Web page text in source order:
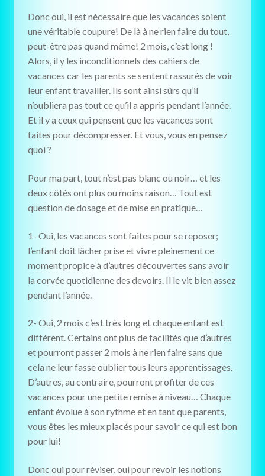
Donc oui, il est nécessaire que les vacances soient
une véritable coupure! De là à ne rien faire du tout,
peut-être pas quand même! 2 mois, c’est long !
Alors, il y les inconditionnels des cahiers de
vacances car les parents se sentent rassurés de voir
leur enfant travailler. Ils sont ainsi sûrs qu’il
n’oubliera pas tout ce qu’il a appris pendant l’année.
Et il y a ceux qui pensent que les vacances sont
faites pour décompresser. Et vous, vous en pensez
quoi ?
Pour ma part, tout n’est pas blanc ou noir… et les
deux côtés ont plus ou moins raison… Tout est
question de dosage et de mise en pratique…
1- Oui, les vacances sont faites pour se reposer;
l’enfant doit lâcher prise et vivre pleinement ce
moment propice à d’autres découvertes sans avoir
la corvée quotidienne des devoirs. Il le vit bien assez
pendant l’année.
2- Oui, 2 mois c’est très long et chaque enfant est
différent. Certains ont plus de facilités que d’autres
et pourront passer 2 mois à ne rien faire sans que
cela ne leur fasse oublier tous leurs apprentissages.
D’autres, au contraire, pourront profiter de ces
vacances pour une petite remise à niveau… Chaque
enfant évolue à son rythme et en tant que parents,
vous êtes les mieux placés pour savoir ce qui est bon
pour lui!
Donc oui pour réviser, oui pour revoir les notions